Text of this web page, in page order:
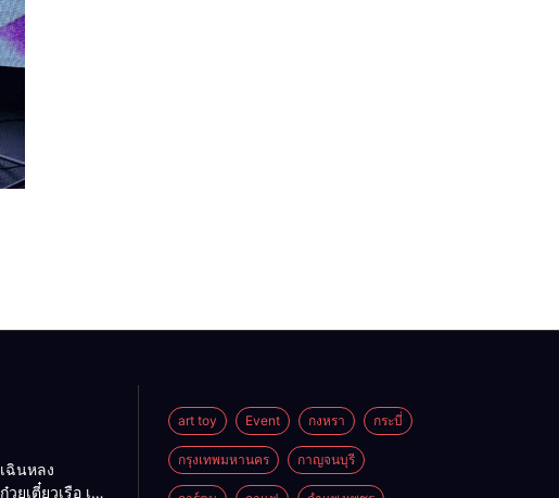
เฉินหลง
ก๋วยเตี๋ยวเรือ เนื้อ
art toy Event กงหรา กระบี่
กรุงเทพมหานคร กาญจนบุรี